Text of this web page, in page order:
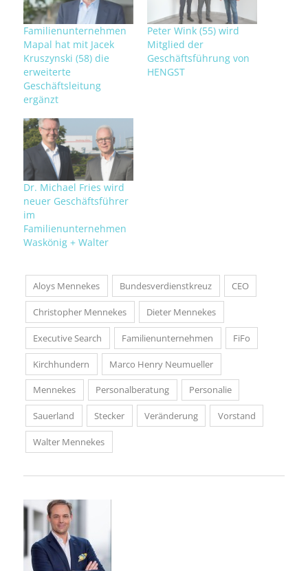
Familienunternehmen
Mapal hat mit Jacek
Kruszynski (58) die
erweiterte
Geschäftsleitung
ergänzt
Peter Wink (55) wird
Mitglied der
Geschäftsführung von
HENGST
Dr. Michael Fries wird
neuer Geschäftsführer
im
Familienunternehmen
Waskönig + Walter
Aloys Mennekes Bundesverdienstkreuz CEO
Christopher Mennekes Dieter Mennekes
Executive Search Familienunternehmen FiFo
Kirchhundern Marco Henry Neumueller
Mennekes Personalberatung Personalie
Sauerland Stecker Veränderung Vorstand
Walter Mennekes